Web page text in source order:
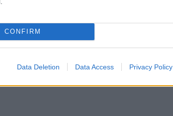
CONFIRM
Data Deletion Data Access Privacy Policy
BEJELENTKEZÉS